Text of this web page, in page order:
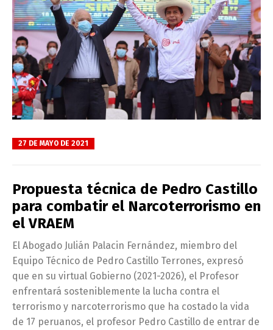
27 DE MAYO DE 2021
Propuesta técnica de Pedro Castillo
para combatir el Narcoterrorismo en
el VRAEM
El Abogado Julián Palacin Fernández, miembro del
Equipo Técnico de Pedro Castillo Terrones, expresó
que en su virtual Gobierno (2021-2026), el Profesor
enfrentará sosteniblemente la lucha contra el
terrorismo y narcoterrorismo que ha costado la vida
de 17 peruanos, el profesor Pedro Castillo de entrar de